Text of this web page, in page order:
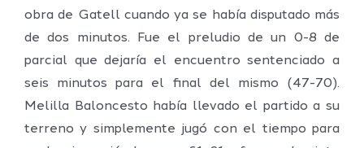
obra de Gatell cuando ya se había disputado más
de dos minutos. Fue el preludio de un 0-8 de
parcial que dejaría el encuentro sentenciado a
seis minutos para el final del mismo (47-70).
Melilla Baloncesto había llevado el partido a su
terreno y simplemente jugó con el tiempo para